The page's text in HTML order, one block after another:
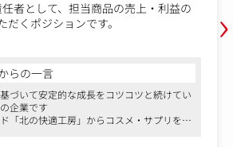
の悩みに向き合い、「こんな商品が欲
いただける化粧品や健康食品を、同社
ていくポジションです。
計～コンセプトチラシの作成
による事前ニーズ調査と数値分析
・原稿作成
理および関係部署との連携・共有など
らの一言
づいて安定的な成長をコツコツと続けてい
企業です
「北の快適工房」からコスメ・サプリを企
›